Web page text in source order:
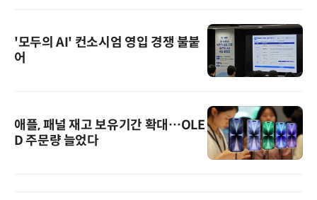
'모두의 AI' 컨소시엄 영입 경쟁 불붙
어
애플, 패널 재고 보유기간 확대…OLE
D 주문량 늘었다